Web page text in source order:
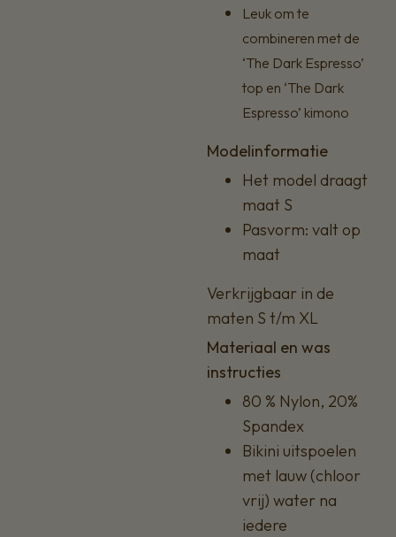
Leuk om te
combineren met de
‘The Dark Espresso’
top en ‘The Dark
Espresso’ kimono
Modelinformatie
Het model draagt
maat S
Pasvorm: valt op
maat
Verkrijgbaar in de
maten S t/m XL
Materiaal en was
instructies
80 % Nylon, 20%
Spandex
Bikini uitspoelen
met lauw (chloor
vrij) water na
iedere